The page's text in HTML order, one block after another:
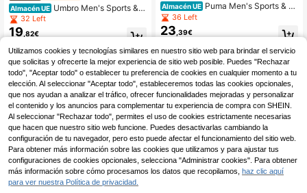
Almacén UE Umbro Men's Sports & O
utdoor Hoodies Durable Fleece-Lin
ed Stretchy Weekend Sports Comm
uting Grey 65097U-263
32 Left
19 ,82€
Almacén UE Puma Men's Sports & O
utdoor Hoodies Soft Versatile Warm
Weekend Sports Commuting Beige
671102-68
36 Left
23 ,39€
Utilizamos cookies y tecnologías similares en nuestro sitio web para brindar el servicio
que solicitas y ofrecerte la mejor experiencia de sitio web posible. Puedes "Rechazar
todo", "Aceptar todo" o establecer tu preferencia de cookies en cualquier momento a tu
elección. Al seleccionar "Aceptar todo", estableceremos todas las cookies opcionales,
que nos ayudan a analizar el tráfico, ofrecer funcionalidades mejoradas y personalizar
el contenido y los anuncios para complementar tu experiencia de compra con SHEIN.
Al seleccionar "Rechazar todo", permites el uso de cookies estrictamente necesarias
que hacen que nuestro sitio web funcione. Puedes desactivarlas cambiando la
configuración de tu navegador, pero esto puede afectar el funcionamiento del sitio web.
Para obtener más información sobre las cookies que utilizamos y para ajustar tus
configuraciones de cookies opcionales, selecciona "Administrar cookies". Para obtener
más información sobre cómo procesamos los datos que recopilamos, haz clic aquí
para ver nuestra Política de privacidad.